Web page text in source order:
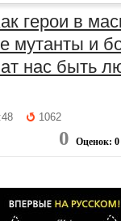
герои в
мутанты и
нас быть
1062
0 Оценок: 0